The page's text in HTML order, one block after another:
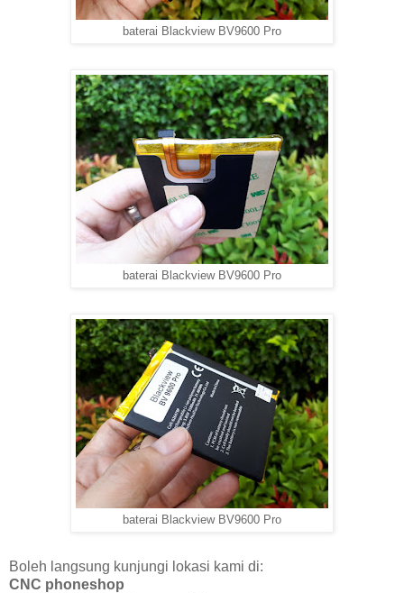
baterai Blackview BV9600 Pro
baterai Blackview BV9600 Pro
baterai Blackview BV9600 Pro
Boleh langsung kunjungi lokasi kami di:
CNC phoneshop